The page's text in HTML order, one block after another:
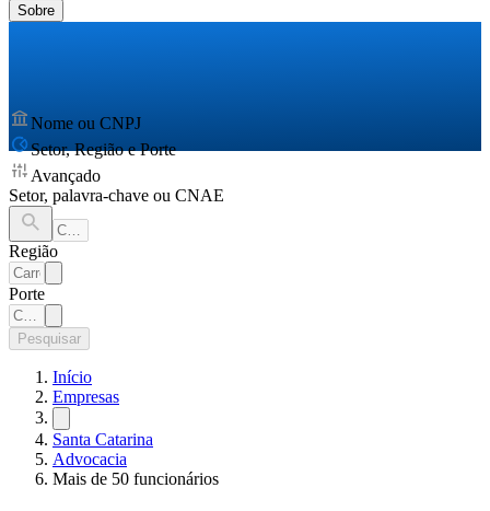
Sobre
Nome ou CNPJ
Setor, Região e Porte
Avançado
Setor, palavra-chave ou CNAE
Região
Porte
Pesquisar
Início
Empresas
Santa Catarina
Advocacia
Mais de 50 funcionários